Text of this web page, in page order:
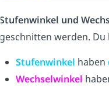
Stufenwinkel und
geschnitten werden.
Stufenwinkel haben
Wechselwinkel